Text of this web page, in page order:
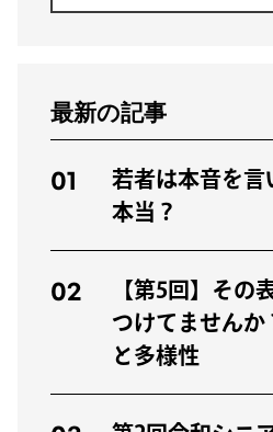
最新の記事
01
若者は本音を言
本当？
02
【第5回】その
つけてません
と多様性